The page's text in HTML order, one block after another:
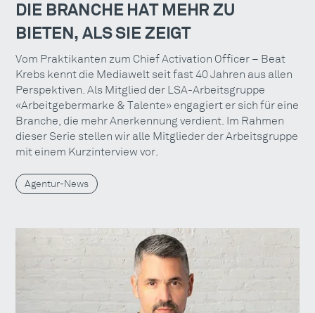
DIE BRANCHE HAT MEHR ZU
BIETEN, ALS SIE ZEIGT
Vom Praktikanten zum Chief Activation Officer – Beat
Krebs kennt die Mediawelt seit fast 40 Jahren aus allen
Perspektiven. Als Mitglied der LSA-Arbeitsgruppe
«Arbeitgebermarke & Talente» engagiert er sich für eine
Branche, die mehr Anerkennung verdient. Im Rahmen
dieser Serie stellen wir alle Mitglieder der Arbeitsgruppe
mit einem Kurzinterview vor.
Agentur-News